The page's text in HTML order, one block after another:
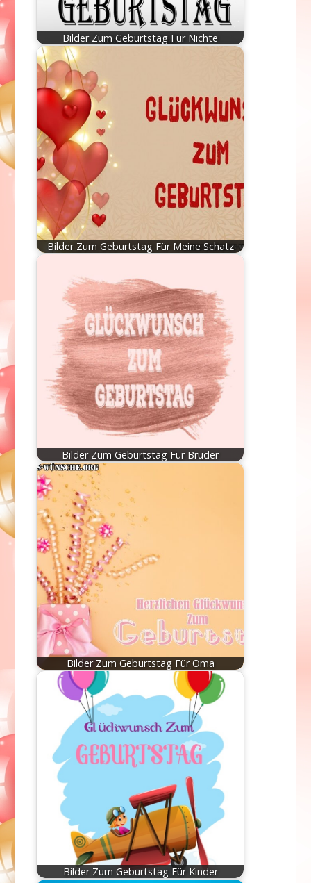
Bilder Zum Geburtstag Für Nichte
Bilder Zum Geburtstag Für Meine Schatz
Bilder Zum Geburtstag Für Bruder
Bilder Zum Geburtstag Für Oma
Bilder Zum Geburtstag Für Kinder